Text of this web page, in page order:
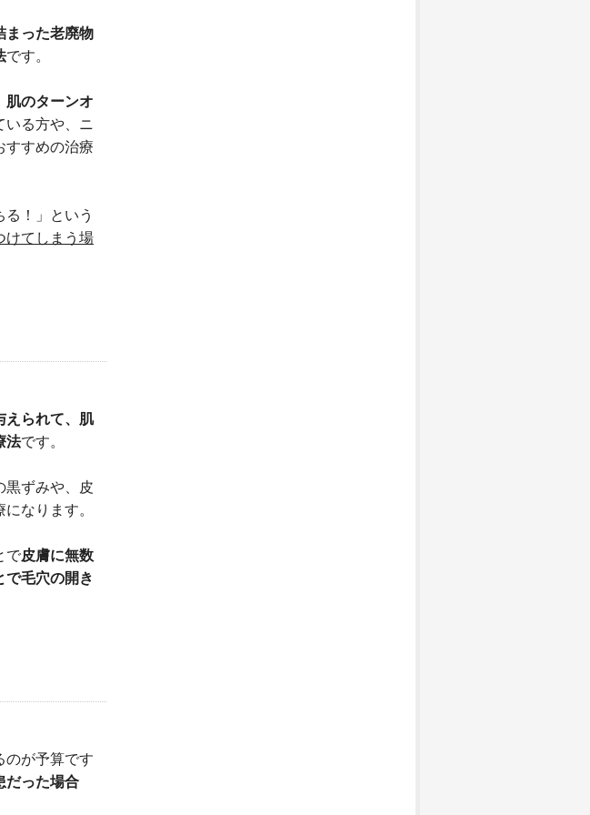
まった老廃物
です。
肌のターンオ
いる方や、ニ
すすめの治療
！」という
けてしまう場
えられて、肌
法です。
黒ずみや、皮
なります。
で皮膚に無数
で毛穴の開き
のが予算です
だった場合